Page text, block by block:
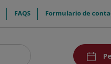
FAQS Formulario de